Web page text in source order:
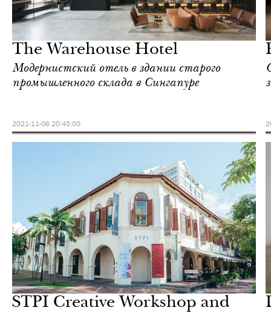
The Warehouse Hotel
Модернистский отель в здании старого
промышленного склада в Сингапуре
2021-11-06 20:45:00
STPI Creative Workshop and